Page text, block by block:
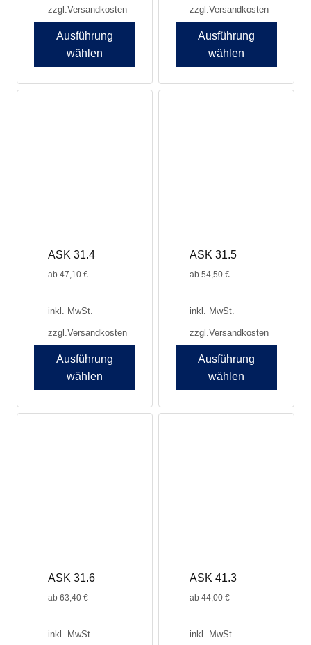
zzgl.Versandkosten
Ausführung
wählen
zzgl.Versandkosten
Ausführung
wählen
ASK 31.4
ab 47,10 €
inkl. MwSt.
zzgl.Versandkosten
Ausführung
wählen
ASK 31.5
ab 54,50 €
inkl. MwSt.
zzgl.Versandkosten
Ausführung
wählen
ASK 31.6
ab 63,40 €
inkl. MwSt.
ASK 41.3
ab 44,00 €
inkl. MwSt.